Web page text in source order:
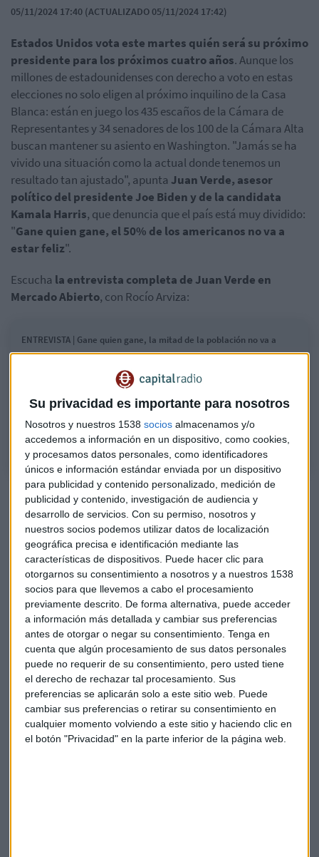
Su privacidad es importante para nosotros
Nosotros y nuestros 1538 socios almacenamos y/o
accedemos a información en un dispositivo, como cookies,
y procesamos datos personales, como identificadores
únicos e información estándar enviada por un dispositivo
para publicidad y contenido personalizado, medición de
publicidad y contenido, investigación de audiencia y
desarrollo de servicios. Con su permiso, nosotros y
nuestros socios podemos utilizar datos de localización
geográfica precisa e identificación mediante las
características de dispositivos. Puede hacer clic para
otorgarnos su consentimiento a nosotros y a nuestros 1538
socios para que llevemos a cabo el procesamiento
previamente descrito. De forma alternativa, puede acceder
a información más detallada y cambiar sus preferencias
antes de otorgar o negar su consentimiento. Tenga en
cuenta que algún procesamiento de sus datos personales
puede no requerir de su consentimiento, pero usted tiene
el derecho de rechazar tal procesamiento. Sus
preferencias se aplicarán solo a este sitio web. Puede
cambiar sus preferencias o retirar su consentimiento en
cualquier momento volviendo a este sitio y haciendo clic en
el botón "Privacidad" en la parte inferior de la página web.
05/11/2024 17:40 (ACTUALIZADO 05/11/2024 17:42)
Estados Unidos vota este martes quién será su próximo
presidente para los próximos cuatro años. Aunque los
millones de estadounidenses con derecho a voto en estas
elecciones no solo eligen al próximo inquilino de la Casa
Blanca: están en juego los 435 escaños de la Cámara de
Representantes y 34 senadores de los 100 de la Cámara Alta
buscan mantener su asiento en Washington. "Jamás se ha
vivido una situación como la actual donde tenemos un
resultado tan ajustado", apunta Juan Verde, asesor
político del presidente Joe Biden y de la candidata
Kamala Harris, que denuncia que el país está muy dividido:
"Gane quien gane, el 50% de los americanos no va a
estar feliz".
Escucha la entrevista completa de Juan Verde en
Mercado Abierto, con Rocío Arviza:
ENTREVISTA | Gane quien gane, la mitad de la población no va a
estar feliz
Juan Verde, asesor político del presidente Joe Biden y de la candidata
Kamala Harris, denuncia que el país está muy dividido, muy polarizado,
con la inmensa mayoría de la sociedad harta de los partidos
tradicionales
Igualdad "histórica"
Verde defiende que nunca antes se había atendido a tanta
igualdad en unos comicios estadounidenses: "En los siete
estados clave ninguno de los candidatos tenía un punto o
dos de ventaja". "Literalmente puede ganar cualquiera de
los dos candidatos, esto va a ser como tirar una moneda al
aire", añade.
La opcion de no conocer mañana quién será el próximo
Presidente está sobre la mesa. "Casi con total seguridad
no tendremos un claro vencedor hoy, probablemente
se tarden varios días".
Más allá de la elección del Presidente,otra de las claves es
cómo se reparten las Cámaras . "Por lo que se está viendo,